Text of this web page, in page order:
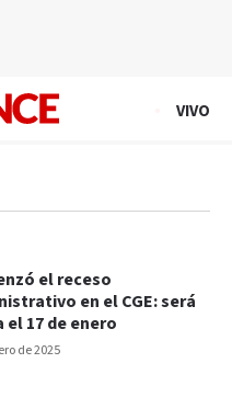
VIVO
de 2025
el receso
en el CGE: será
el 17 de enero